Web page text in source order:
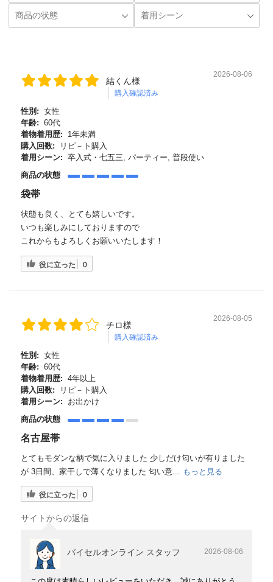
結くん様
購入確認済み
2026-08-06
性別: 女性
年齢: 60代
着物着用歴:
1年未満
購入回数:
リピ－ト購入
着用シーン: 卒入式・七五三, パーティー, 普段使い
商品の状態
袋帯
状態も良く、とても嬉しいです。
いつも楽しみにしておりますので
これからもよろしくお願いいたします！
役に立った 0
チロ様
購入確認済み
2026-08-05
性別: 女性
年齢: 60代
着物着用歴: 4年以上
購入回数:
リピ－ト購入
着用シーン:
お出かけ
商品の状態
名古屋帯
とてもモダンな柄で気に入りました 少しだけ匂いが有りました
が 3日間、家干しで薄くなりました 匂い意...
もっと見る
役に立った 0
サイトからの返信
バイセルオンライン スタッフ 2026-08-06